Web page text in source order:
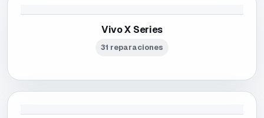
Vivo X Series
31 reparaciones